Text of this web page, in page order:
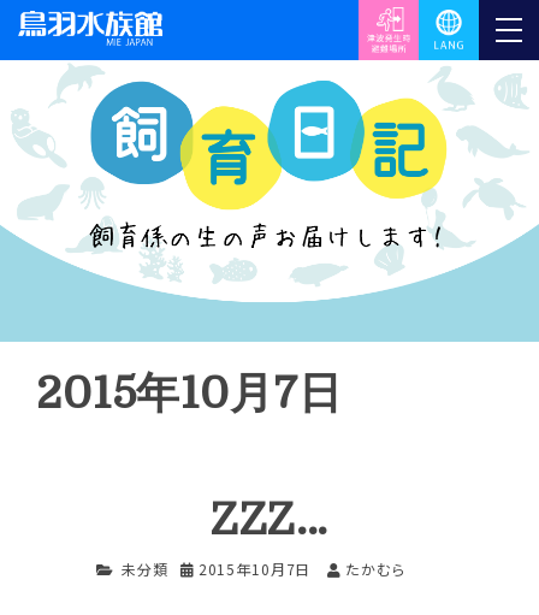
2015年10月7日
ZZZ…
未分類 2015年10月7日 たかむら